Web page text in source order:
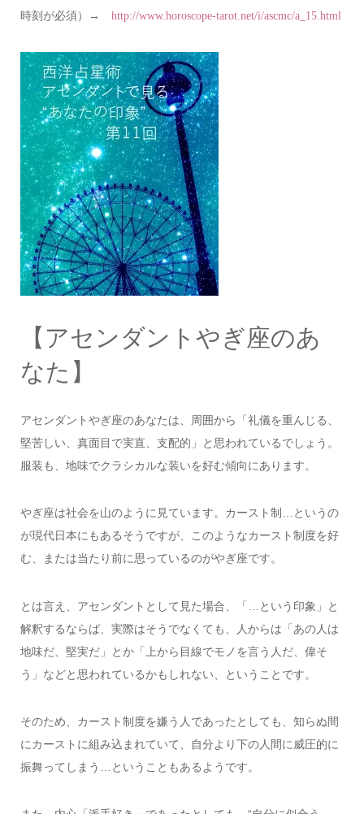
時刻が必須）→ http://www.horoscope-tarot.net/i/ascmc/a_15.html
【アセンダントやぎ座のあ
なた】
アセンダントやぎ座のあなたは、周囲から「礼儀を重んじる、
堅苦しい、真面目で実直、支配的」と思われているでしょう。
服装も、地味でクラシカルな装いを好む傾向にあります。
やぎ座は社会を山のように見ています。カースト制…というの
が現代日本にもあるそうですが、このようなカースト制度を好
む、または当たり前に思っているのがやぎ座です。
とは言え、アセンダントとして見た場合、「…という印象」と
解釈するならば、実際はそうでなくても、人からは「あの人は
地味だ、堅実だ」とか「上から目線でモノを言う人だ、偉そ
う」などと思われているかもしれない、ということです。
そのため、カースト制度を嫌う人であったとしても、知らぬ間
にカーストに組み込まれていて、自分より下の人間に威圧的に
振舞ってしまう…ということもあるようです。